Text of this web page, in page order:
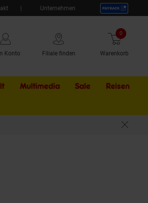
Unternehmen
Konto Filiale finden Warenkorb
0 Artikel
Multimedia Sale Externer
Reisen